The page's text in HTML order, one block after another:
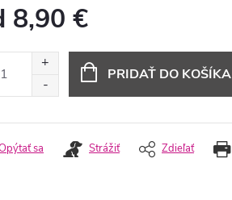
8,90 €
PRIDAŤ DO KOŠÍKA
sa Strážiť Zdieľať